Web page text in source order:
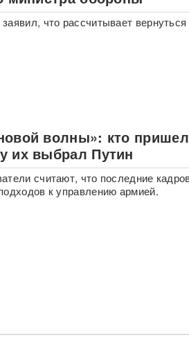
что рассчитывает
волны»: кто
их выбрал Путин
считают, что последние
к управлению армией.